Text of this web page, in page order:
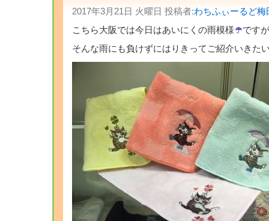
2017年3月21日 火曜日 投稿者:わちふぃーるど梅
こちら大阪では今日はあいにくの雨模様
です
そんな雨にも負けずにはりきってご紹介いきた